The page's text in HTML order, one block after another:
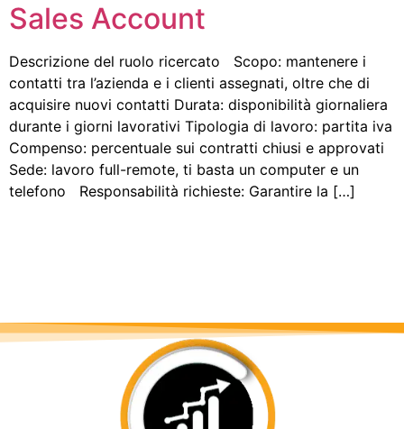
Sales Account
Descrizione del ruolo ricercato Scopo: mantenere i
contatti tra l’azienda e i clienti assegnati, oltre che di
acquisire nuovi contatti Durata: disponibilità giornaliera
durante i giorni lavorativi Tipologia di lavoro: partita iva
Compenso: percentuale sui contratti chiusi e approvati
Sede: lavoro full-remote, ti basta un computer e un
telefono Responsabilità richieste: Garantire la […]